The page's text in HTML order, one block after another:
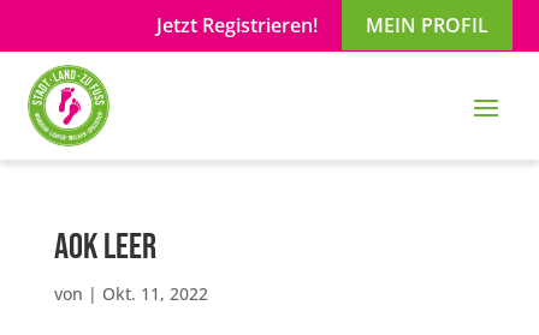
Jetzt Registrieren! MEIN PROFIL
AOK Leer
von | Okt. 11, 2022